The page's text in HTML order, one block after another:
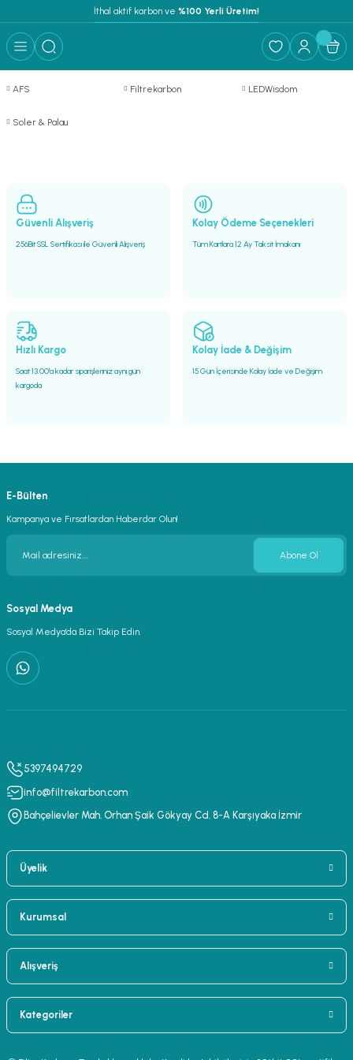
İthal aktif karbon ve %100 Yerli Üretim!
AFS Filtrekarbon LEDWisdom
Soler & Palau
Güvenli Alışveriş
256Bit SSL Sertifikası ile Güvenli Alışveriş
Kolay Ödeme Seçenekleri
Tüm Kartlara 12 Ay Taksit İmakanı
Hızlı Kargo
Saat 13.00'a kadar siparişleriniz aynı gün
kargoda
Kolay İade & Değişim
15 Gün İçerisinde Kolay İade ve Değişim
E-Bülten
Kampanya ve Fırsatlardan Haberdar Olun!
Abone Ol
Sosyal Medya
Sosyal Medya’da Bizi Takip Edin.
5397494729
info@filtrekarbon.com
Bahçelievler Mah. Orhan Şaik Gökyay Cd. 8-A Karşıyaka İzmir
Üyelik
Kurumsal
Alışveriş
Kategoriler